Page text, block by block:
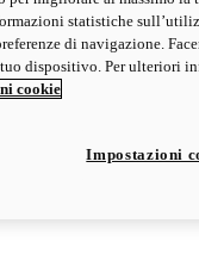
statistiche
di navigazione.
dispositivo. Per ulteriori
cookie
Impostazioni